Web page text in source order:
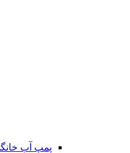
پمپ آب